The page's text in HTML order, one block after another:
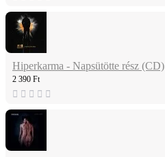
Hiperkarma - Napsütötte rész (CD)
2 390 Ft